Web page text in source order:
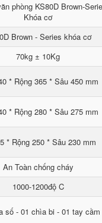
phòng KS80D Brown-
Khóa cơ
Brown - Series khóa cơ
70kg ± 10Kg
* Rộng 365 * Sâu 450 mm
* Rộng 280 * Sâu 275 mm
* Rộng 250 * Sâu 230 mm
An Toàn chống cháy
1000-1200độ C
số - 01 chìa bi - 01 tay cầm